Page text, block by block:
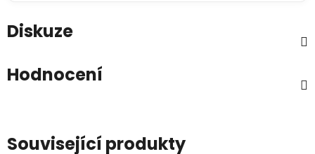
Diskuze
Hodnocení
Související produkty